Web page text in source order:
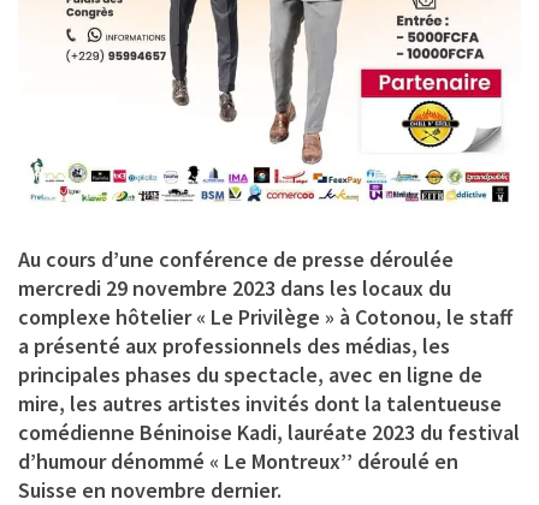
Au cours d’une conférence de presse déroulée
mercredi 29 novembre 2023 dans les locaux du
complexe hôtelier « Le Privilège » à Cotonou, le staff
a présenté aux professionnels des médias, les
principales phases du spectacle, avec en ligne de
mire, les autres artistes invités dont la talentueuse
comédienne Béninoise Kadi, lauréate 2023 du festival
d’humour dénommé « Le Montreux’’ déroulé en
Suisse en novembre dernier.